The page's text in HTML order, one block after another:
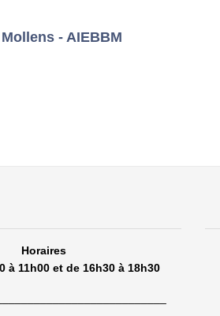
- AIEBBM
Horaires
à 11h00 et de 16h30 à 18h30